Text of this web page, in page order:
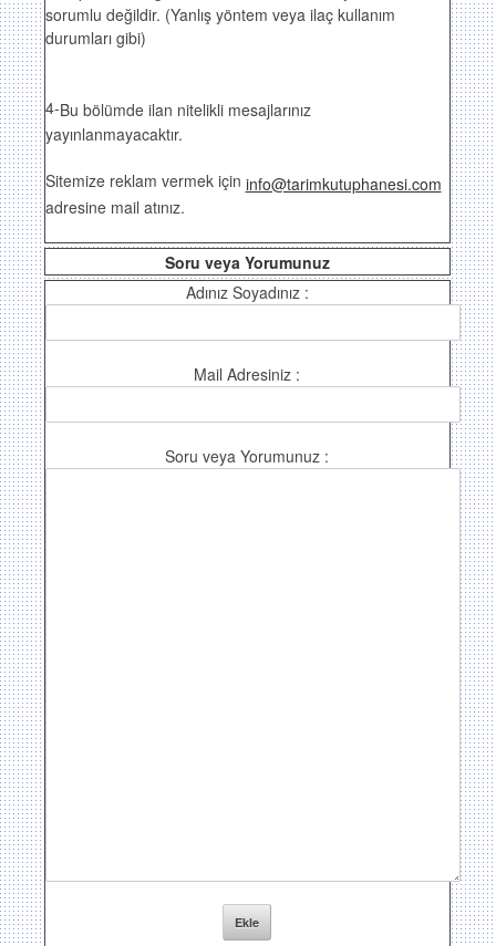
sorumlu değildir. (Yanlış yöntem veya ilaç kullanım
durumları gibi)
4-Bu bölümde ilan nitelikli mesajlarınız
yayınlanmayacaktır.
Sitemize reklam vermek için info@tarimkutuphanesi.com
adresine mail atınız.
Soru veya Yorumunuz
Adınız Soyadınız :
Mail Adresiniz :
Soru veya Yorumunuz :